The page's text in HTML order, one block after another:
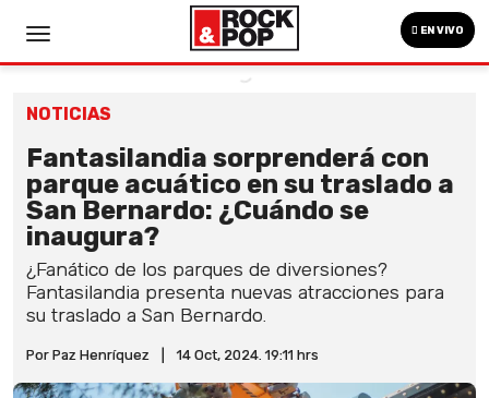
EN VIVO
NOTICIAS
Fantasilandia sorprenderá con
parque acuático en su traslado a
San Bernardo: ¿Cuándo se
inaugura?
¿Fanático de los parques de diversiones?
Fantasilandia presenta nuevas atracciones para
su traslado a San Bernardo.
Por Paz Henríquez 14 Oct, 2024. 19:11 hrs